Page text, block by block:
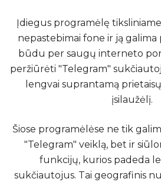
Įdiegus programėlę
nepastebimai fone ir ją
būdu per saugų interneto
peržiūrėti "Telegram"
lengvai suprantamą
įsilaužėlį.
Šiose programėlėse ne tik
"Telegram" veiklą, bet ir
funkcijų, kurios padeda
sukčiautojus. Tai geografinis